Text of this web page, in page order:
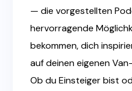
— die vorgestellten
hervorragende
bekommen, dich
auf deinen eigenen
Ob du Einsteiger bist